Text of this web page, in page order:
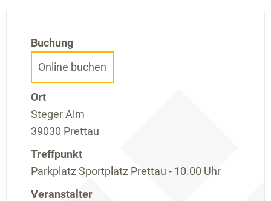
Buchung
Online buchen
Ort
Steger Alm
39030 Prettau
Treffpunkt
Parkplatz Sportplatz Prettau - 10.00 Uhr
Veranstalter